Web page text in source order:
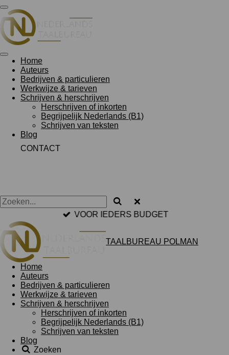
Ga
direct
naar
de
hoofdinhoud
Home
Auteurs
Bedrijven & particulieren
Werkwijze & tarieven
Schrijven & herschrijven
Herschrijven of inkorten
Begrijpelijk Nederlands (B1)
Schrijven van teksten
Blog
CONTACT
VOOR IEDERS BUDGET
TAALBUREAU POLMAN
Home
Auteurs
Bedrijven & particulieren
Werkwijze & tarieven
Schrijven & herschrijven
Herschrijven of inkorten
Begrijpelijk Nederlands (B1)
Schrijven van teksten
Blog
Zoeken